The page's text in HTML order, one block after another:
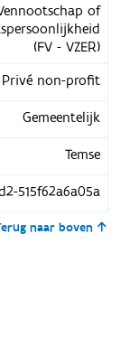
of
(FV - VZER)
Privé non-profit
Gemeentelijk
Temse
515f62a6a05a
naar boven